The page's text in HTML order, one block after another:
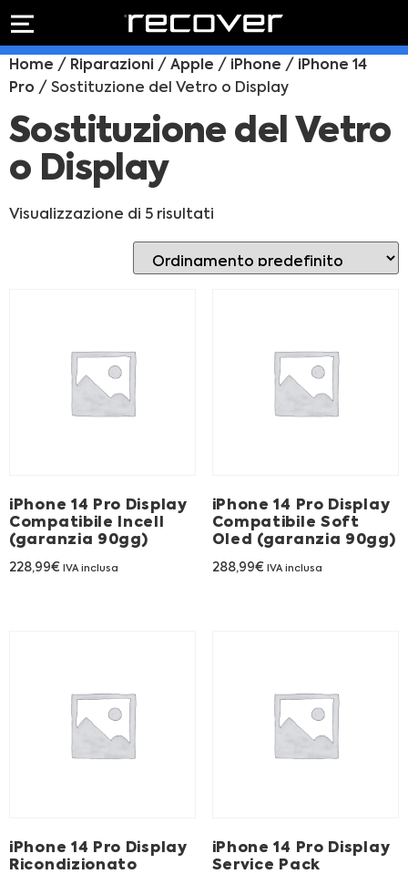
Preventivo online
PREVENTIVO RIPARAZIONE
ACQUISTA IPHONE
RIVENDITORI B2B
Contatti
PREVENTIVO
Preventivo
RIPARAZIONE
IPHONE
Riparazione
schermo
Home / Riparazioni / Apple / iPhone / iPhone 14
Pro / Sostituzione del Vetro o Display
Sostituzione del Vetro
o Display
Visualizzazione di 5 risultati
iPhone 14 Pro Display
Compatibile Incell
(garanzia 90gg)
228,99€ IVA inclusa
iPhone 14 Pro Display
Compatibile Soft
Oled (garanzia 90gg)
288,99€ IVA inclusa
iPhone 14 Pro Display
Ricondizionato
iPhone 14 Pro Display
Service Pack